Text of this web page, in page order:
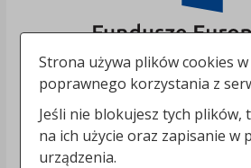
Strona używa plików cookies w
poprawnego korzystania z
Jeśli nie blokujesz tych plików,
na ich użycie oraz zapisanie w
urządzenia.